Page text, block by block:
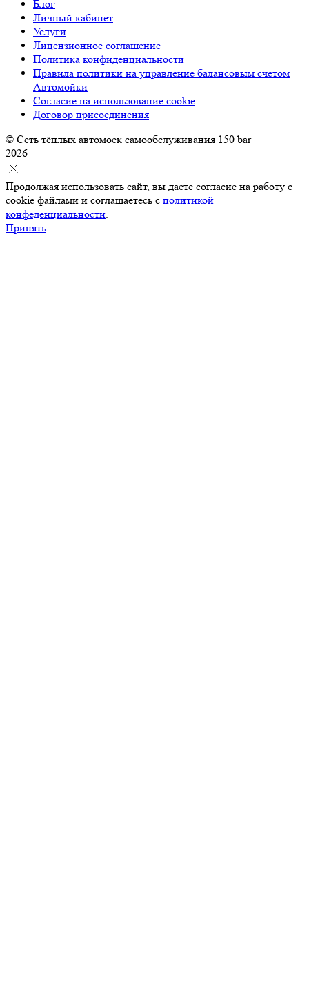
Блог
Личный кабинет
Услуги
Лицензионное соглашение
Политика конфиденциальности
Правила политики на управление балансовым счетом
Автомойки
Согласие на использование cookie
Договор присоединения
© Сеть тёплых автомоек самообслуживания 150 bar
2026
Продолжая использовать сайт, вы даете согласие на работу с
cookie файлами и соглашаетесь с политикой
конфеденциальности.
Принять